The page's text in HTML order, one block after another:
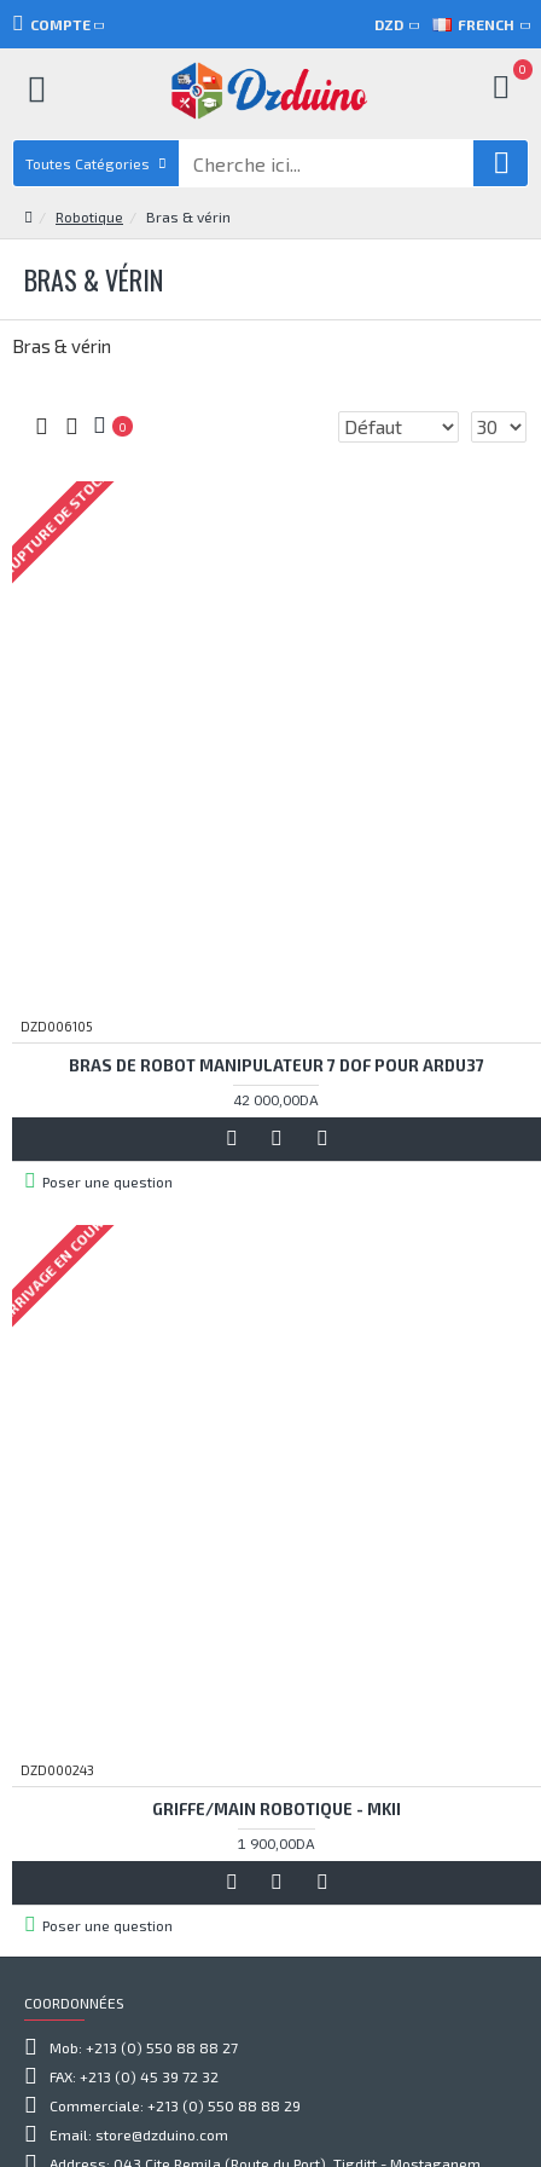
COMPTE DZD FRENCH
0
Toutes Catégories
Robotique Bras & vérin
BRAS & VÉRIN
Bras & vérin
0
DE STOCK
DZD006105
BRAS DE ROBOT MANIPULATEUR 7 DOF POUR ARDU37
42 000,00DA
Poser une question
EN COURS
DZD000243
GRIFFE/MAIN ROBOTIQUE - MKII
1 900,00DA
Poser une question
COORDONNÉES
Mob: +213 (0) 550 88 88 27
FAX: +213 (0) 45 39 72 32
Commerciale: +213 (0) 550 88 88 29
Email: store@dzduino.com
Address: 043 Cite Remila (Route du Port), Tigditt - Mostaganem